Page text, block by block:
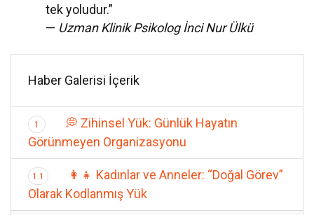
tek yoludur.”
— Uzman Klinik Psikolog İnci Nur Ülkü
Haber Galerisi İçerik
1
💭 Zihinsel Yük: Günlük Hayatın
Görünmeyen Organizasyonu
1.1
👩‍👧 Kadınlar ve Anneler: “Doğal Görev”
Olarak Kodlanmış Yük